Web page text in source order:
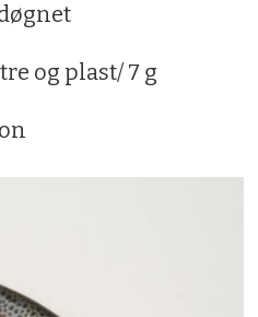
og plast/ 7 g